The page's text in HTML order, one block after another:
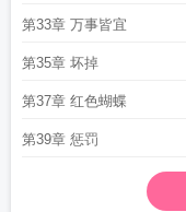
第33章 万事皆宜
第35章 坏掉
第37章 红色蝴蝶
第39章 惩罚